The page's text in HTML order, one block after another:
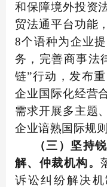
和保障境外投资
贸法通平台功能
8个语种为企业
务，完善商事法
链”行动，发布
企业国际化经营
需求开展多主题
企业谙熟国际规
（三）坚持
解、仲裁机构。
诉讼纠纷解决